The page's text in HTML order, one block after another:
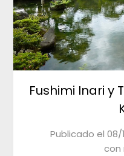
Fushimi Inari y
Publicado el 08/
con